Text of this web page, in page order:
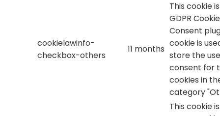
cookielawinfo-
checkbox-others
11 months
This cookie
GDPR Cookie
Consent
cookie is
store the
consent for
cookies in
category
This cookie